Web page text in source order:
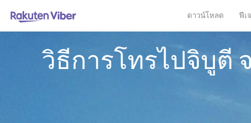
ดาวน์โหลด ฟีเ
วิธีการโทรไปจิบูตี